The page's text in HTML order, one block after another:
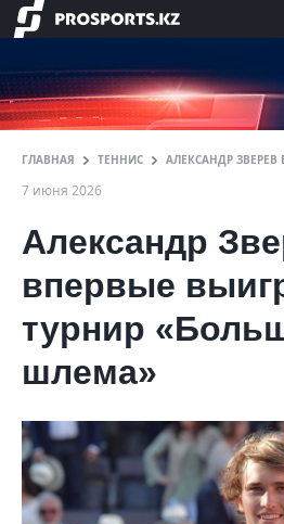
ГЛАВНАЯ ТЕННИС АЛЕКСАНДР
7 июня 2026
Александр
впервые
турнир
шлема»